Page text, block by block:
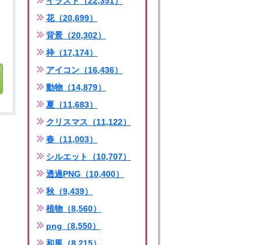
花（20,699）
背景（20,302）
枠（17,174）
アイコン（16,436）
動物（14,879）
夏（11,683）
クリスマス（11,122）
春（11,003）
シルエット（10,707）
透過PNG（10,400）
秋（9,439）
植物（8,560）
png（8,550）